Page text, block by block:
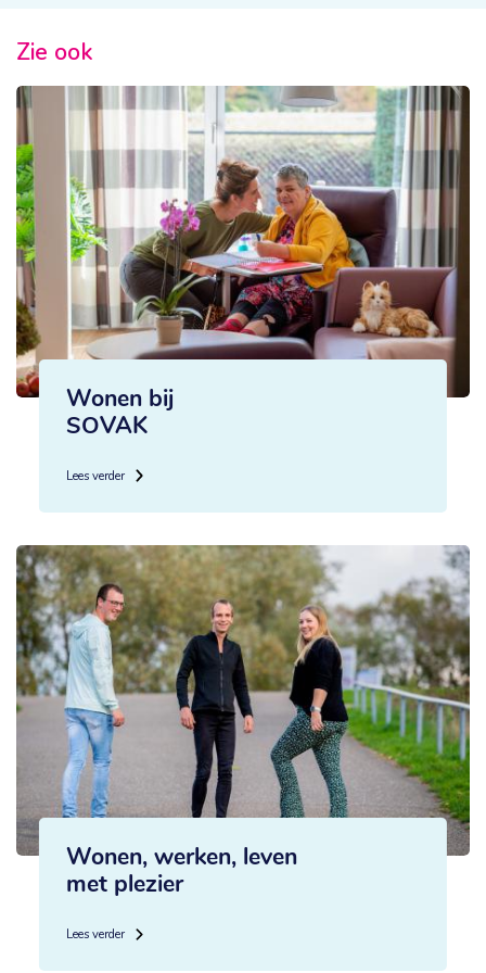
Zie ook
Wonen bij
SOVAK
Lees verder
Wonen, werken, leven
met plezier
Lees verder